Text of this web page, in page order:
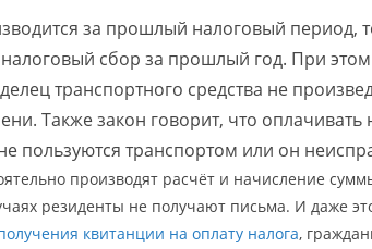
за прошлый налоговый период,
сбор за прошлый год. При
транспортного средства не
Также закон говорит, что оплачивать
пользуются транспортом или он
производят расчёт и начисление
резиденты не получают письма. И даже
квитанции на оплату налога,